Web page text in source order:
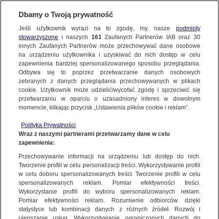
Sondaże wieszczą dotkliwą porażkę po 14
latach u władzy. "Ludzie mają dość
kłamstw i niekompetencji"
3 LIPCA 2024 20:47
W czwartek w Wielkiej Brytanii odbędą się wybory
parlamentarne. Sondaże wskazują, że rządzący
krajem od 14 lat torysi oddadzą władzę Partii
Pracy. Eksperci oceniają, że to będzie
spektakularna poraża partii Rishiego Sunaka.
NAJNOWSZE
ZOBACZ FAKTY
FAKTY PO FAKTACH
FAKTY O ŚWIECIE
WIĘCEJ
KANAŁY
Dzień dobry!
Jedno konto do wszystkich usług
Dbamy o Twoją prywatność
Jeśli użytkownik wyrazi na to zgodę, my, nasze podmioty
stowarzyszone i naszych 161Zaufanych Partnerów IAB oraz 30
innych Zaufanych Partnerów może przechowywać dane osobowe
na urządzeniu użytkownika i uzyskiwać do nich dostęp w celu
zapewnienia bardziej spersonalizowanego sposobu przeglądania.
Odbywa się to poprzez przetwarzanie danych osobowych
zebranych z danych przeglądania przechowywanych w plikach
cookie. Użytkownik może udzielić/wycofać zgodę i sprzeciwić się
przetwarzaniu w oparciu o uzasadniony interes w dowolnym
momencie, klikając przycisk „Ustawienia plików cookie i reklam”.
Polityka Prywatności
Wraz z naszymi partnerami przetwarzamy dane w celu
zapewnienia:
Przechowywanie informacji na urządzeniu lub dostęp do nich.
Tworzenie profili w celu personalizacji treści. Wykorzystywanie profili
w celu doboru spersonalizowanych treści. Tworzenie profili w celu
spersonalizowanych reklam. Pomiar efektywności treści.
Wykorzystanie profili do wyboru spersonalizowanych reklam.
Pomiar efektywności reklam. Rozumienie odbiorców dzięki
statystyce lub kombinacji danych z różnych źródeł. Rozwój i